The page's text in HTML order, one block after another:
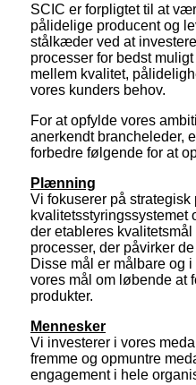
SCIC er forpligtet til at
pålidelige producent og
stålkæder ved at
processer for bedst
mellem kvalitet,
vores kunders behov.
For at opfylde vores
anerkendt brancheleder,
forbedre følgende for at
P lænning
Vi fokuserer på
kvalitetsstyringssystemet
der etableres
processer, der påvirker
Disse mål er målbare og
vores mål om løbende at
produkter.
Mennesker
Vi investerer i vores
fremme og opmuntre
engagement i hele